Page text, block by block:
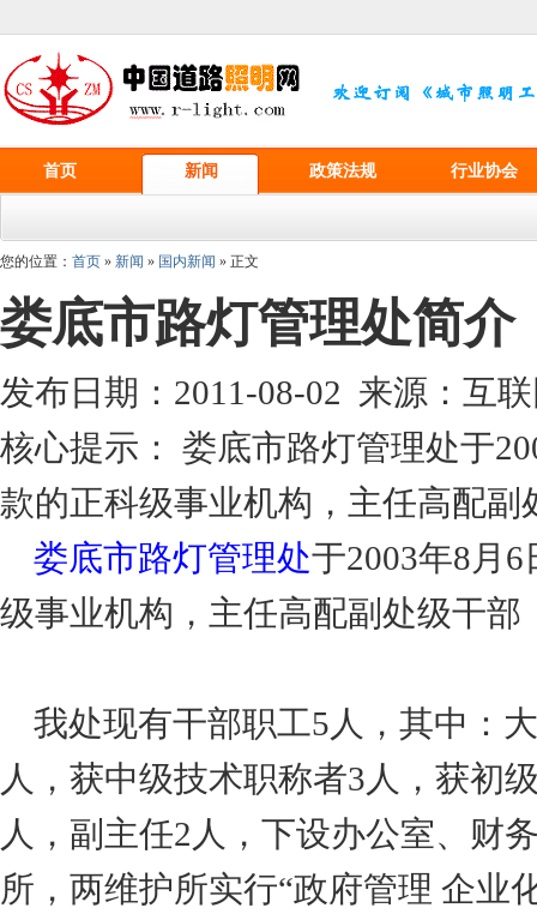
首页 新闻 政策法规 行业协会
您的位置： 首页 » 新闻 » 国内新闻 » 正文
娄底市路灯管理处简介
发布日期：2011-08-02 来源：互
核心提示： 娄底市路灯管理处于
款的正科级事业机构，主任高配
娄底市路灯管理处于2003年8月
级事业机构，主任高配副处级干
我处现有干部职工5人，其中：
人，获中级技术职称者3人，获初
人，副主任2人，下设办公室、财
所，两维护所实行“政府管理 企业